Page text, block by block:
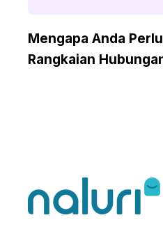
Mengapa Anda
Rangkaian